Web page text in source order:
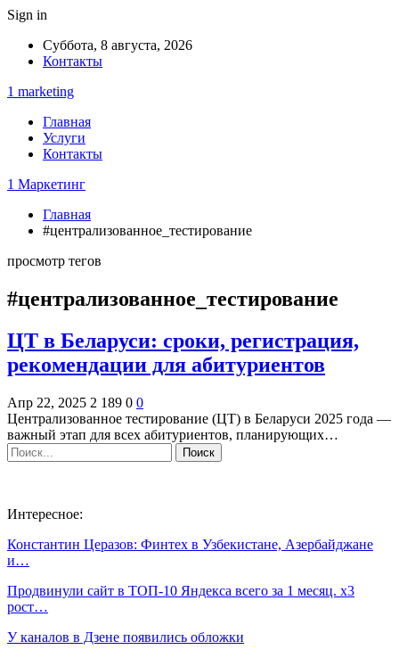
Sign in
Суббота, 8 августа, 2026
Контакты
1 marketing
Главная
Услуги
Контакты
1 Маркетинг
Главная
#централизованное_тестирование
просмотр тегов
#централизованное_тестирование
ЦТ в Беларуси: сроки, регистрация,
рекомендации для абитуриентов
Апр 22, 2025 2 189 0 0
Централизованное тестирование (ЦТ) в Беларуси 2025 года —
важный этап для всех абитуриентов, планирующих…
Интересное:
Константин Церазов: Финтех в Узбекистане, Азербайджане
и…
Продвинули сайт в ТОП-10 Яндекса всего за 1 месяц. х3
рост…
У каналов в Дзене появились обложки